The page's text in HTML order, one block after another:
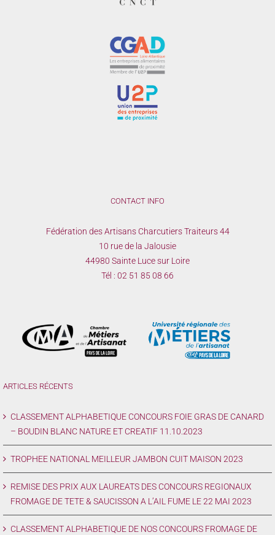
CONTACT INFO
Fédération des Artisans Charcutiers Traiteurs 44
10 rue de la Jalousie
44980 Sainte Luce sur Loire
Tél : 02 51 85 08 66
ARTICLES RÉCENTS
CLASSEMENT ALPHABETIQUE CONCOURS FOIE GRAS DE CANARD
– BOUDIN BLANC NATURE ET CREATIF 11.10.2023
TROPHEE NATIONAL MEILLEUR JAMBON CUIT MAISON 2023
REMISE DES PRIX AUX LAUREATS DES CONCOURS REGIONAUX
FROMAGE DE TETE & SAUCISSON A L’AIL FUME LE 22 MAI 2023
CLASSEMENT ALPHABETIQUE DE NOS CONCOURS FROMAGE DE